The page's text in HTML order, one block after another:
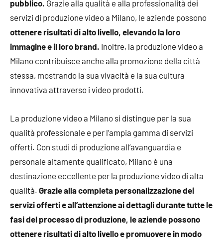
pubblico. Grazie alla qualità e alla professionalità dei
servizi di produzione video a Milano, le aziende possono
ottenere risultati di alto livello, elevando la loro
immagine e il loro brand. Inoltre, la produzione video a
Milano contribuisce anche alla promozione della città
stessa, mostrando la sua vivacità e la sua cultura
innovativa attraverso i video prodotti.
La produzione video a Milano si distingue per la sua
qualità professionale e per l’ampia gamma di servizi
offerti. Con studi di produzione all’avanguardia e
personale altamente qualificato, Milano è una
destinazione eccellente per la produzione video di alta
qualità. Grazie alla completa personalizzazione dei
servizi offerti e all’attenzione ai dettagli durante tutte le
fasi del processo di produzione, le aziende possono
ottenere risultati di alto livello e promuovere in modo